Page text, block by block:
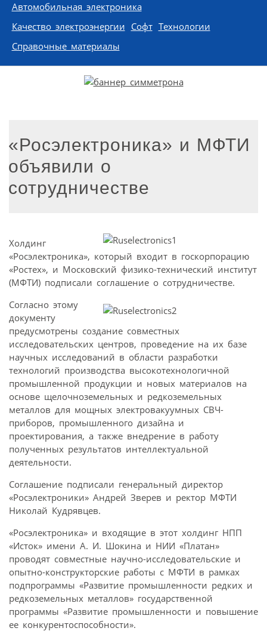
Автомобильная электроника
Качество электроэнергии Софт Технологии
Справочные материалы
«Росэлектроника» и МФТИ
объявили о
сотрудничестве
Холдинг
«Росэлектроника», который входит в госкорпорацию
«Ростех», и Московский физико-технический институт
(МФТИ) подписали соглашение о сотрудничестве.
Согласно этому
документу
предусмотрены создание совместных
исследовательских центров, проведение на их базе
научных исследований в области разработки
технологий производства высокотехнологичной
промышленной продукции и новых материалов на
основе щелочноземельных и редкоземельных
металлов для мощных электровакуумных СВЧ-
приборов, промышленного дизайна и
проектирования, а также внедрение в работу
полученных результатов интеллектуальной
деятельности.
Соглашение подписали генеральный директор
«Росэлектроники» Андрей Зверев и ректор МФТИ
Николай Кудрявцев.
«Росэлектроника» и входящие в этот холдинг НПП
«Исток» имени А. И. Шокина и НИИ «Платан»
проводят совместные научно-исследовательские и
опытно-конструкторские работы с МФТИ в рамках
подпрограммы «Развитие промышленности редких и
редкоземельных металлов» государственной
программы «Развитие промышленности и повышение
ее конкурентоспособности».